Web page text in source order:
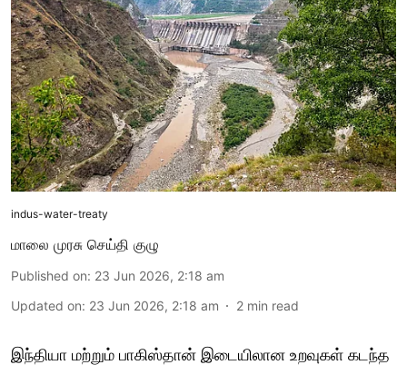
indus-water-treaty
மாலை முரசு செய்தி குழு
Published on: 23 Jun 2026, 2:18 am
Updated on: 23 Jun 2026, 2:18 am 2 min read
இந்தியா மற்றும் பாகிஸ்தான் இடையிலான உறவுகள் கடந்த